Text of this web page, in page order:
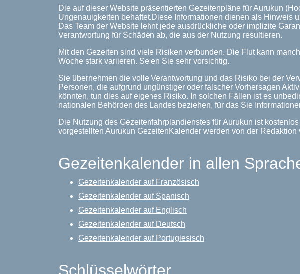
Die auf dieser Website präsentierten Gezeitenpläne für Aurukun
Ungenauigkeiten behaftet.Diese Informationen dienen als Hinweis
Das Team der Website lehnt jede ausdrückliche oder implizite
Verantwortung für Schäden ab, die aus der Nutzung resultieren.
Mit den Gezeiten sind viele Risiken verbunden. Die Flut kann
Woche stark variieren. Seien Sie sehr vorsichtig.
Sie übernehmen die volle Verantwortung und das Risiko bei der
Personen, die aufgrund ungünstiger oder falscher Vorhersagen
könnten, tun dies auf eigenes Risiko. In solchen Fällen ist es
nationalen Behörden des Landes beziehen, für das Sie
Die Nutzung des Gezeitenfahrplandienstes für Aurukun ist
vorgestellten Aurukun GezeitenKalender werden von der Redaktion
Gezeitenkalender in allen
Gezeitenkalender auf Französisch
Gezeitenkalender auf Spanisch
Gezeitenkalender auf Englisch
Gezeitenkalender auf Deutsch
Gezeitenkalender auf Portugiesisch
Schlüsselwörter